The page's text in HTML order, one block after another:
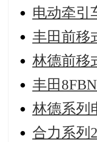
电动牵引
丰田前移
林德前移
丰田
林德系列
合力系列